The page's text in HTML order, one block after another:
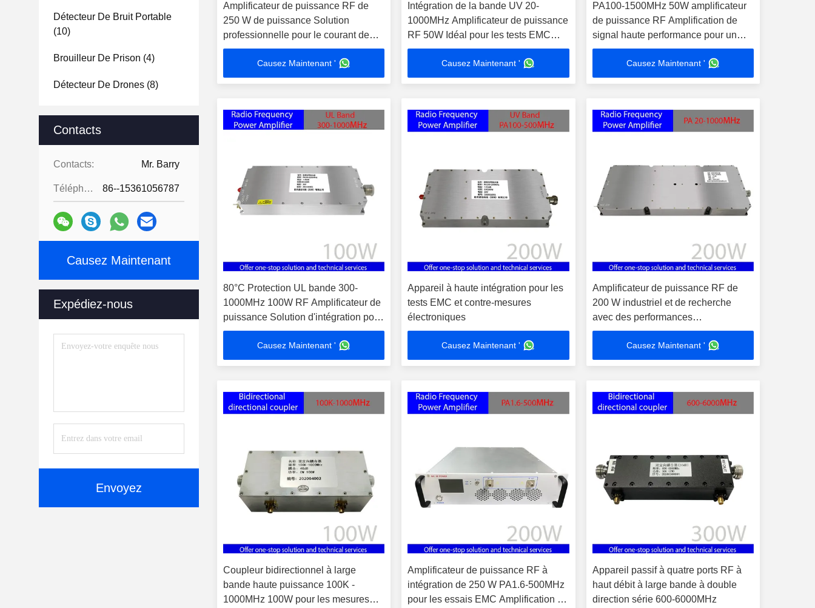
Détecteur De Bruit Portable
(10)
Brouilleur De Prison (4)
Détecteur De Drones (8)
Contacts
Contacts: Mr. Barry
Téléphone: 86--15361056787
Causez Maintenant
Expédiez-nous
Envoyez
Amplificateur de puissance RF de
250 W de puissance Solution
professionnelle pour le courant de
travail ≤ 20A Fréquence de
fonctionnement 10MHz-600MHz
Causez Maintenant '
Intégration de la bande UV 20-
1000MHz Amplificateur de puissance
RF 50W Idéal pour les tests EMC
Amplification du signal Dans la
bande, la planéité du gain ≤3±1dB
Causez Maintenant '
PA100-1500MHz 50W amplificateur
de puissance RF Amplification de
signal haute performance pour un
usage professionnel
Causez Maintenant '
80°C Protection UL bande 300-
1000MHz 100W RF Amplificateur de
puissance Solution d'intégration pour
les contre-mesures électroniques de
test EMCCausez Maintenant '
Appareil à haute intégration pour les
tests EMC et contre-mesures
électroniques
Causez Maintenant '
Amplificateur de puissance RF de
200 W industriel et de recherche
avec des performances
professionnelles et un design
compactCausez Maintenant '
Coupleur bidirectionnel à large
bande haute puissance 100K -
1000MHz 100W pour les mesures
Amplificateur de puissance RF à
intégration de 250 W PA1.6-500MHz
pour les essais EMC Amplification du
Appareil passif à quatre ports RF à
haut débit à large bande à double
direction série 600-6000MHz